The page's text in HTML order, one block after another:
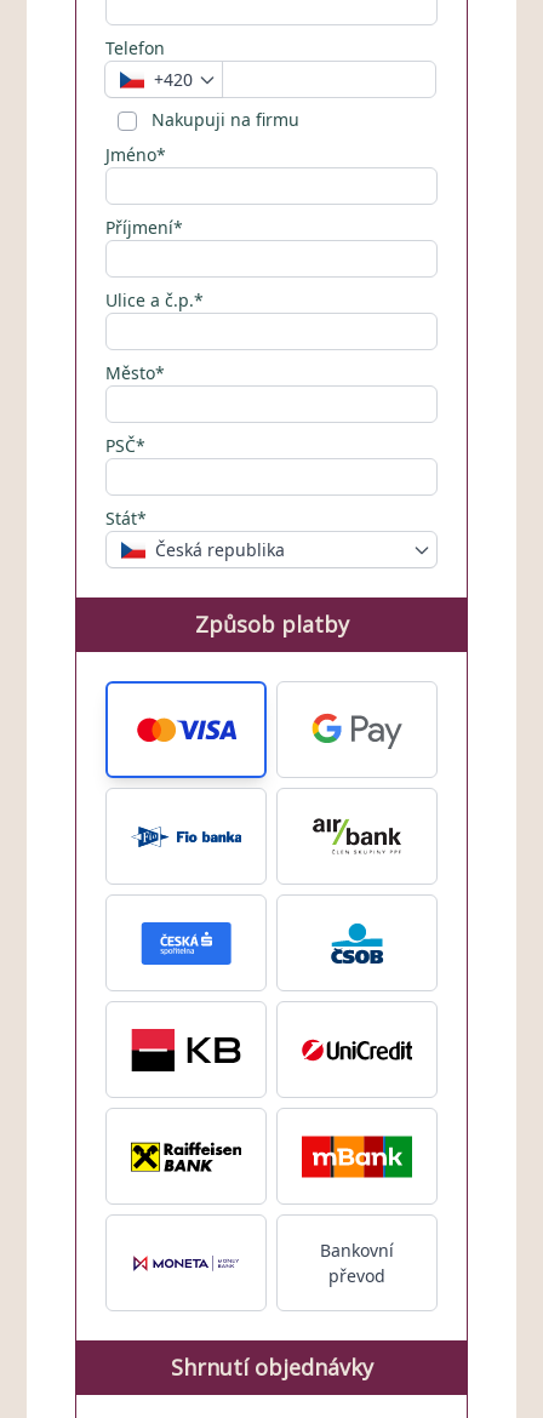
Telefon
+420
Nakupuji na firmu
Jméno*
Příjmení*
Ulice a č.p.*
Město*
PSČ*
Stát*
Česká republika
Způsob platby
Bankovní
převod
Shrnutí objednávky